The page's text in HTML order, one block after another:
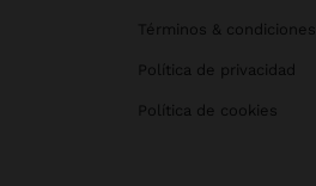
Términos & condiciones
Política de privacidad
Política de cookies